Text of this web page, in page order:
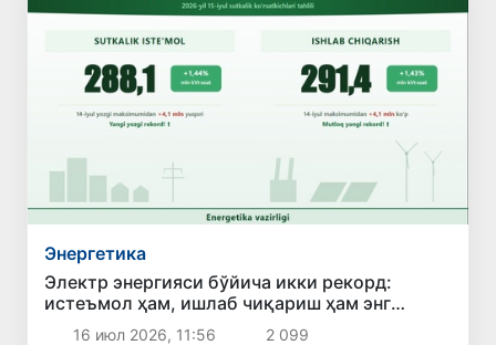
Энергетика
Электр энергияси бўйича икки рекорд:
истеъмол ҳам, ишлаб чиқариш ҳам энг
юқори кўрсаткичга чиқди
16 июл 2026, 11:56 2 099